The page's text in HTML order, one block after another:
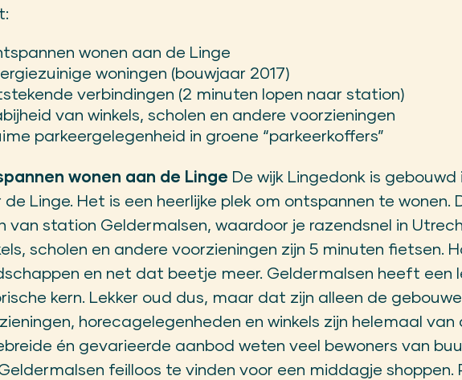
wonen aan de Linge
woningen (bouwjaar 2017)
verbindingen (2 minuten lopen naar station)
van winkels, scholen en andere voorzieningen
parkeergelegenheid in groene “parkeerkoffers”
wonen aan de Linge De wijk Lingedonk is
de Linge. Het is een heerlijke plek om ontspannen te
van station Geldermalsen, waardoor je razendsnel in
scholen en andere voorzieningen zijn 5 minuten fietsen.
en net dat beetje meer. Geldermalsen heeft een
kern. Lekker oud dus, maar dat zijn alleen de
horecagelegenheden en winkels zijn helemaal
én gevarieerde aanbod weten veel bewoners van
feilloos te vinden voor een middagje shoppen.